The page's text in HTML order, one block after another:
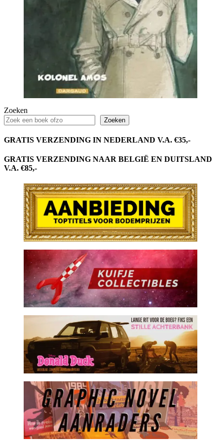
Zoeken
Zoeken
GRATIS VERZENDING IN NEDERLAND V.A. €35,-
GRATIS VERZENDING NAAR BELGIË EN DUITSLAND
V.A. €85,-